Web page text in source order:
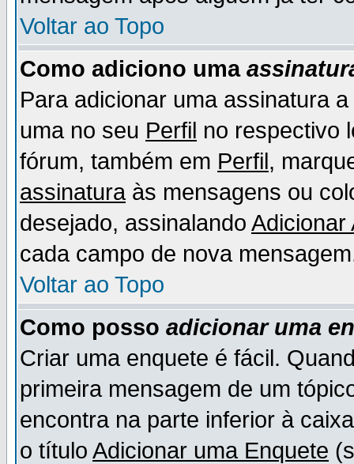
Voltar ao Topo
Como adiciono uma
Para adicionar uma assinatura
uma no seu Perfil no respectivo
fórum, também em Perfil,
assinaturaàs mensagens ou
desejado, assinalando Adicionar
cada campo de nova
Voltar ao Topo
Como posso adicionar uma
Criar uma enquete é fácil.
primeira mensagem de um
encontra na parte inferior à
o título Adicionar uma Enquete